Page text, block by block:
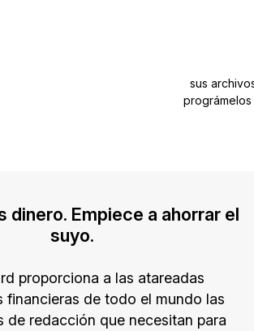
sus
dinero. Empiece a ahorrar el
suyo.
proporciona a las atareadas
financieras de todo el mundo las
de redacción que necesitan para